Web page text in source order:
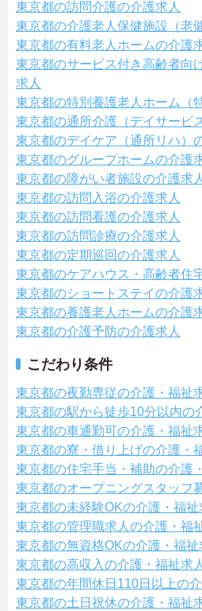
東京都の訪問介護の介護求人
東京都の介護老人保健施設（老
東京都の有料老人ホームの介護
東京都のサービス付き高齢者向
求人
東京都の特別養護老人ホーム（
東京都の通所介護（デイサービ
東京都のデイケア（通所リハ）
東京都のグループホームの介護
東京都の障がい者施設の介護求人
東京都の訪問入浴の介護求人
東京都の訪問看護の介護求人
東京都の訪問診療の介護求人
東京都の定期巡回の介護求人
東京都のケアハウス・高齢者住
東京都のショートステイの介護
東京都の養護老人ホームの介護
東京都の介護予防の介護求人
こだわり条件
東京都の夜勤専従の介護・福祉
東京都の駅から徒歩10分以内の
東京都の車通勤可の介護・福祉
東京都の寮・借り上げの介護・
東京都の住宅手当・補助の介護
東京都のオープニングスタッフ
東京都の未経験OKの介護・福祉
東京都の管理職求人の介護・福
東京都の無資格OKの介護・福祉
東京都の高収入の介護・福祉求人
東京都の年間休日110日以上の
東京都の土日祝休の介護・福祉